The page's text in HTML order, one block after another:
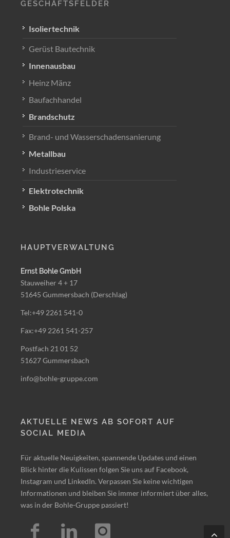
GESCHÄFTSFELDER
Isoliertechnik
Gerüst Bautechnik
Innenausbau
Heinz Mänz
Baufachhandel
Brandschutz
Brand- und Wasserschadensanierung
Metallbau
Industrieservice
Elektrotechnik
Bohle Polska
HAUPTVERWALTUNG
Ernst Bohle GmbH
Stauweiher 4 + 17
51645 Gummersbach (Derschlag)
Tel:+49 2261 541-0
Fax:+49 2261 541-257
Postfach 21 01 52
51627 Gummersbach
info@bohle-gruppe.com
AKTUELLE NEWS AB SOFORT AUF
SOCIAL MEDIA
Für aktuelle Neuigkeiten, spannende Updates und einen
Blick hinter die Kulissen folgen Sie uns auf Facebook,
Instagram und LinkedIn. Verpassen Sie keine wichtigen
Informationen und bleiben Sie immer informiert über alles,
was in der Bohle-Gruppe passiert!